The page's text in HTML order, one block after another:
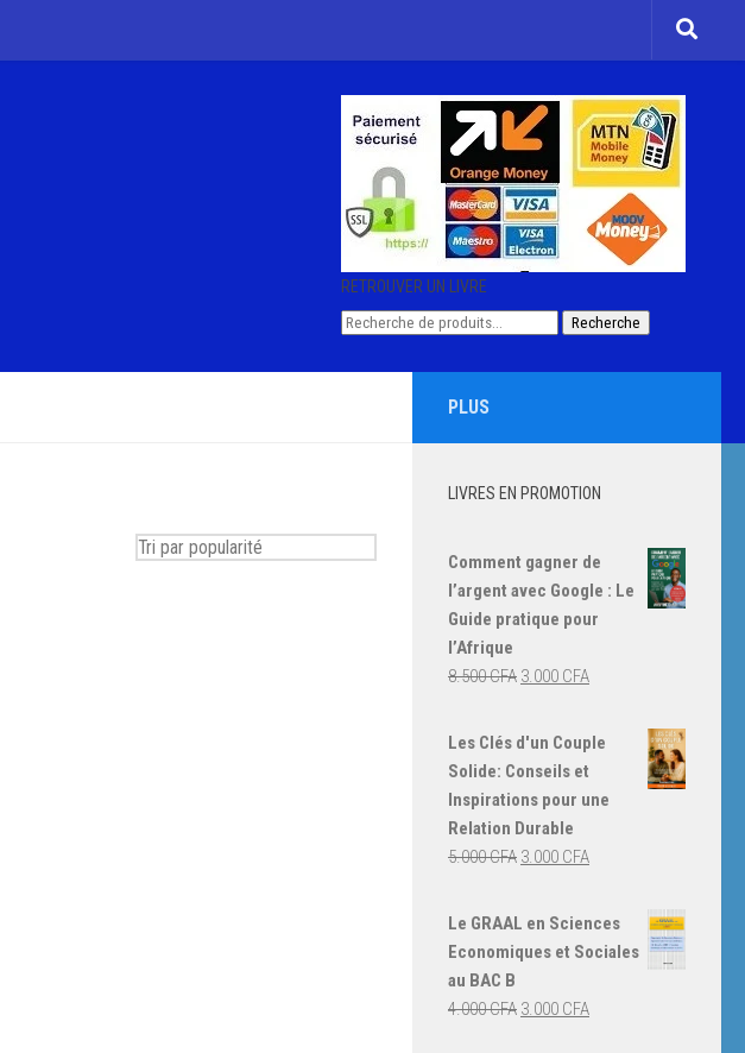
RETROUVER UN LIVRE
Recherche
Recherche
PLUS
LIVRES EN PROMOTION
Comment gagner de
l’argent avec Google : Le
Guide pratique pour
l’Afrique
8.500CFA Le
initial
était :
3.000 CFALe
actuel
3.000 CFA.
Les Clés d'un Couple
Solide: Conseils et
Inspirations pour une
Relation Durable
5.000CFA Le
initial
3.000 CFALe
est :
3.000 CFA.
Le GRAAL en Sciences
Economiques et Sociales
au BAC B
4.000CFA Le
3.000 CFALe